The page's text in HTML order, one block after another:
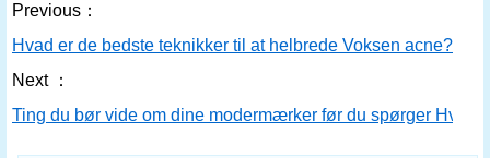
Previous：
Hvad er de bedste teknikker til at helbrede Voksen acne?
Next ：
Ting du bør vide om dine modermærker før du spørger Hvor